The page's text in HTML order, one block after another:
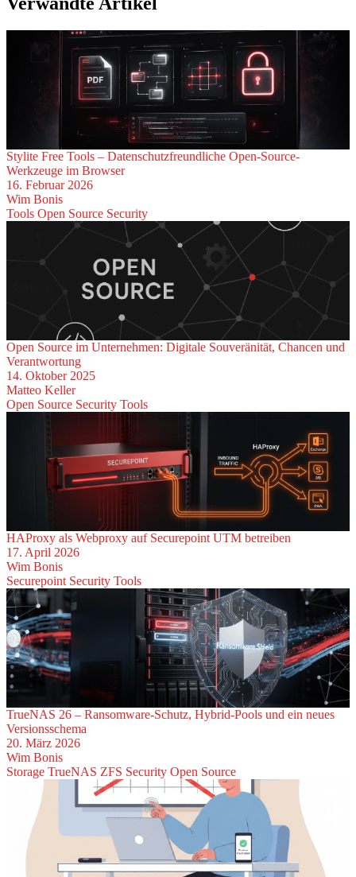
Stylite Free Tools – Datenschutzfreundliche Open-Source-
Werkzeuge im Browser
16. Februar 2026
Wim Bonis
Tools Open Source Security
Open Source im Unternehmen: Digitale Souveränität, Chancen und
Verantwortung
14. Oktober 2025
Matteo Keller
Open Source Security Tools
HAProxy als Webproxy auf Securepoint UTM betreiben
17. April 2026
Wim Bonis
Securepoint Security Tools
TrueNAS 26 – Ransomware-Schutz, Hybrid-Pools und ein neues
Versionsschema
20. März 2026
Wim Bonis
Storage TrueNAS ZFS Security Open Source